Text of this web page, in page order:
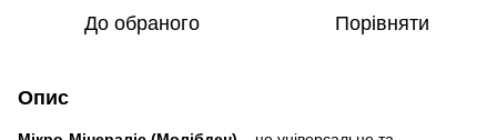
До обраного Порівняти
Опис